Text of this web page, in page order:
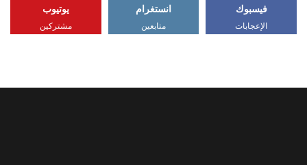
فيسبوك
الإعجابات
انستغرام
متابعين
يوتيوب
مشتركين